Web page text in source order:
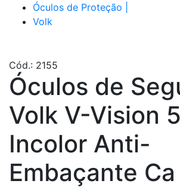
Óculos de Proteção
Volk
Cód.: 2155
Óculos de
Volk V-Vision
Incolor Anti-
Embaçante